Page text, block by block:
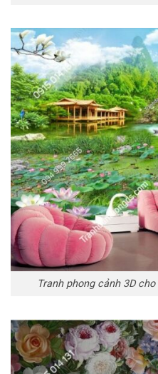
Tranh phong cảnh 3D